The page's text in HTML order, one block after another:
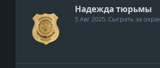
Надежда тюрьмы
5 Авг 2025. Сыграть за